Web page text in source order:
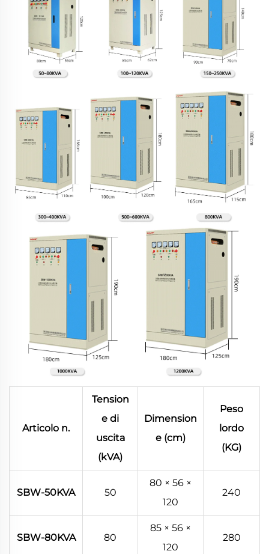
Articolo n.
Tension
e di
uscita
(kVA)
Dimension
e (cm)
Peso
lordo
(KG)
SBW-50KVA 50
80 × 56 ×
120
240
SBW-80KVA 80
85 × 56 ×
120
280